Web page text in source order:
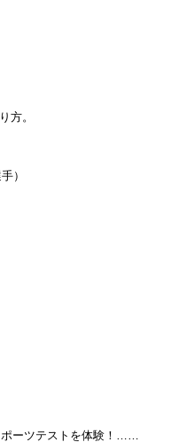
方。
）
ポーツテストを体験！……